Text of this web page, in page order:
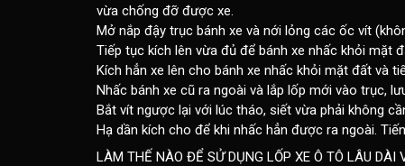
vừa chống đỡ được xe.
Mở nắp đậy trục bánh xe và nới lỏng các ốc vít
Tiếp tục kích lên vừa đủ để bánh xe nhấc khỏi mặt
Kích hẳn xe lên cho bánh xe nhấc khỏi mặt đất và
Nhấc bánh xe cũ ra ngoài và lắp lốp mới vào trục,
Bắt vít ngược lại với lúc tháo, siết vừa phải không
Hạ dần kích cho để khi nhấc hẳn được ra ngoài.
LÀM THẾ NÀO ĐỂ SỬ DỤNG LỐP XE Ô TÔ LÂU DÀI